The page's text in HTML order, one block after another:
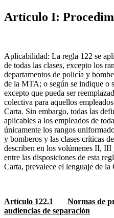
Artículo I:
Aplicabilidad: La regla 122 se
de todas las clases, excepto los
departamentos de policía y
de la MTA; o según se indique o
excepto que pueda ser
colectiva para aquellos
Carta. Sin embargo, todas las
aplicables a los empleados de
únicamente los rangos
y bomberos y las clases críticas
describen en los volúmenes II,
entre las disposiciones de esta
Carta, prevalece el lenguaje de la
Artículo 122.1
Normas de
audiencias de separación